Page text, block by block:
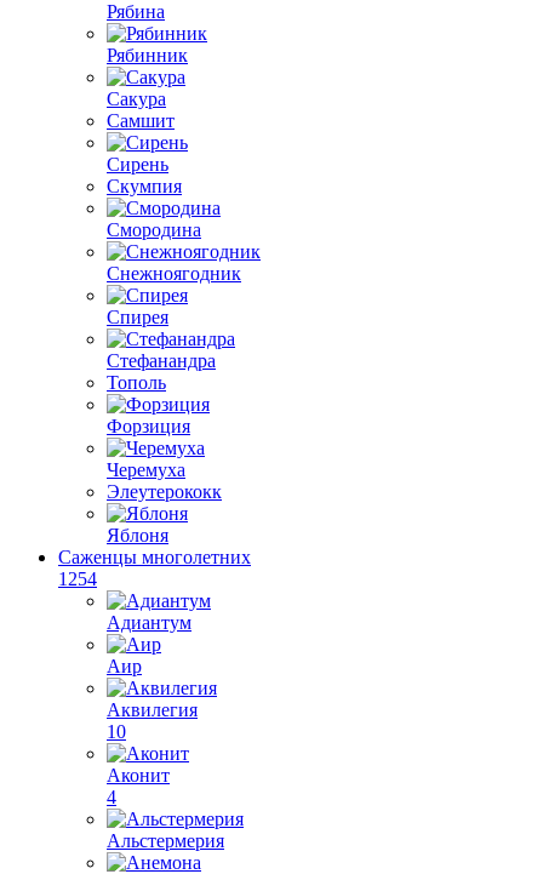
Рябина
Рябинник
Сакура
Самшит
Сирень
Скумпия
Смородина
Снежноягодник
Спирея
Стефанандра
Тополь
Форзиция
Черемуха
Элеутерококк
Яблоня
Саженцы многолетних
1254
Адиантум
Аир
Аквилегия
10
Аконит
4
Альстермерия